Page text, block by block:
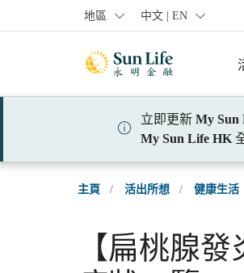
跳到登入頁面
跳到主要內容
跳到頁腳
地區 中文 | EN
立即更新 My Sun
My Sun Life HK
主頁 / 活出所想 / 健康生活
【扁桃腺